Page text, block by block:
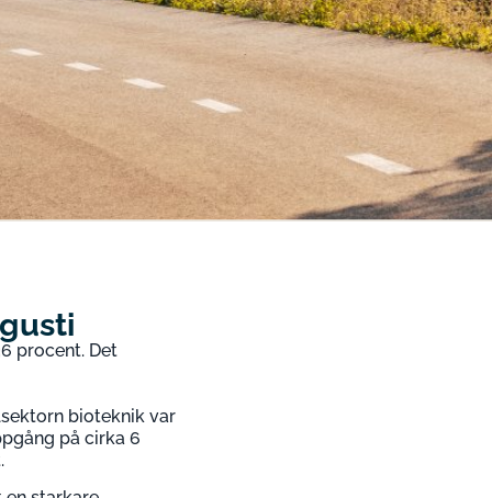
procent. Det
bioteknik var
på cirka 6